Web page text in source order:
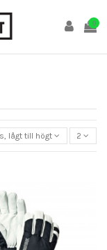
0
lågt till högt 2